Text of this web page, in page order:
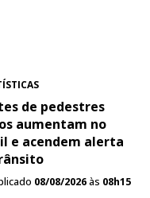
de pedestres
aumentam no
e acendem alerta
08/08/2026às 08h15